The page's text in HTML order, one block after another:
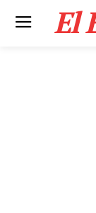
El